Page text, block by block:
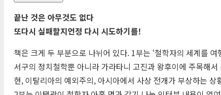
끝난 것은 아무것도 없다
또다시 실패할지언정 다시 시도하기를!
책은 크게 두 부분으로 나뉘어 있다. 1부는 ‘철학자의 세계를
서구의 정치철학뿐 아니라 가라타니 고진과 왕후이에 주목해
현, 이탈리아의 예외주의, 아시아에서 사상 전개가 부상하는